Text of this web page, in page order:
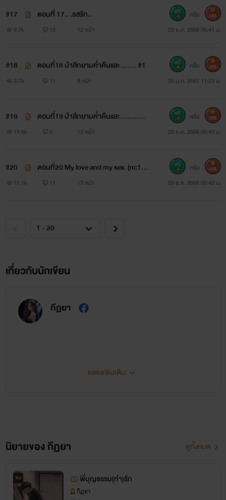
#17 ตอนที่ 17.. .รสรัก..
8.7k 13 12 หน้า 23 ธ.ค. 2566 05:41 น.
หรือ 500
#18 ตอนที่18 ป่าลึกยามค่ำคืนและ....... #1
3.7k 11 8 หน้า 30 ม.ค. 2567 11:23 น.
หรือ 500
#19
ตอนที่19 ป่าลึกยามค่ำคืนและ........#2
(nc+โรแมนติก18+)
19.6k 5 12 หน้า 23 ธ.ค. 2566 05:42 น.
หรือ 500
#20
ตอนที่20 My love and my sex. (nc10
0%)
17.1k 11 13 หน้า 23 ธ.ค. 2566 05:42 น.
หรือ 500
เกี่ยวกับนักเขียน
กีฏยา
แสดงเพิ่มเติม
นิยายของ กีฏยา ดูทั้งหมด
จบ พี่บุญธรรม(ทำ)รัก
กีฏยา